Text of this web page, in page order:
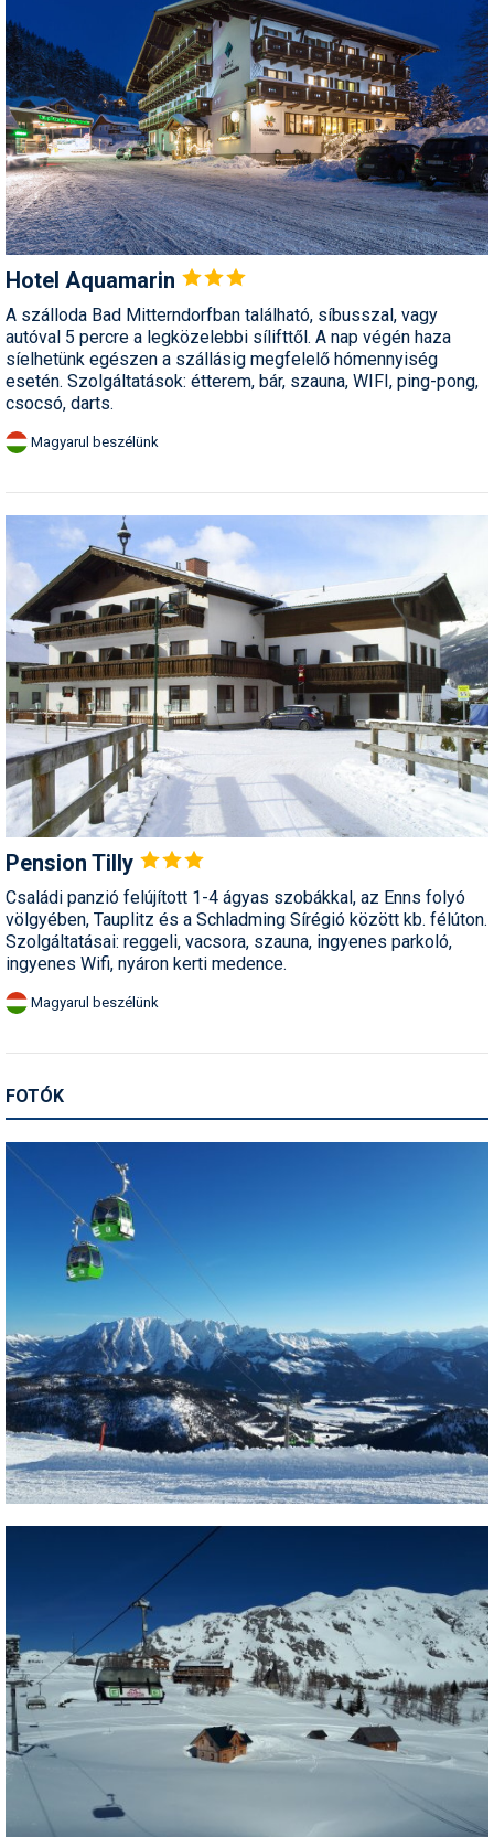
Hotel Aquamarin
A szálloda Bad Mitterndorfban található, síbusszal, vagy
autóval 5 percre a legközelebbi sílifttől. A nap végén haza
síelhetünk egészen a szállásig megfelelő hómennyiség
esetén. Szolgáltatások: étterem, bár, szauna, WIFI, ping-pong,
csocsó, darts.
Magyarul beszélünk
Pension Tilly
Családi panzió felújított 1-4 ágyas szobákkal, az Enns folyó
völgyében, Tauplitz és a Schladming Sírégió között kb. félúton.
Szolgáltatásai: reggeli, vacsora, szauna, ingyenes parkoló,
ingyenes Wifi, nyáron kerti medence.
Magyarul beszélünk
FOTÓK